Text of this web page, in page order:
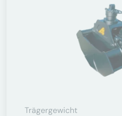
Trägergewicht